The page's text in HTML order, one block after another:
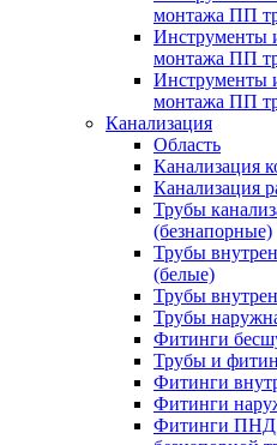
монтажа ПП
Инструменты
монтажа ПП
Инструменты
монтажа ПП
Канализация
Область
Канализация
Канализация
Трубы
(безнапорные)
Трубы
(белые)
Трубы
Трубы
Фитинги
Трубы и
Фитинги
Фитинги
Фитинги ПНД